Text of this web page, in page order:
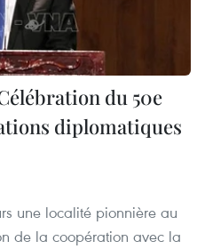
du 50e
diplomatiques
une localité pionnière au
de la coopération avec la